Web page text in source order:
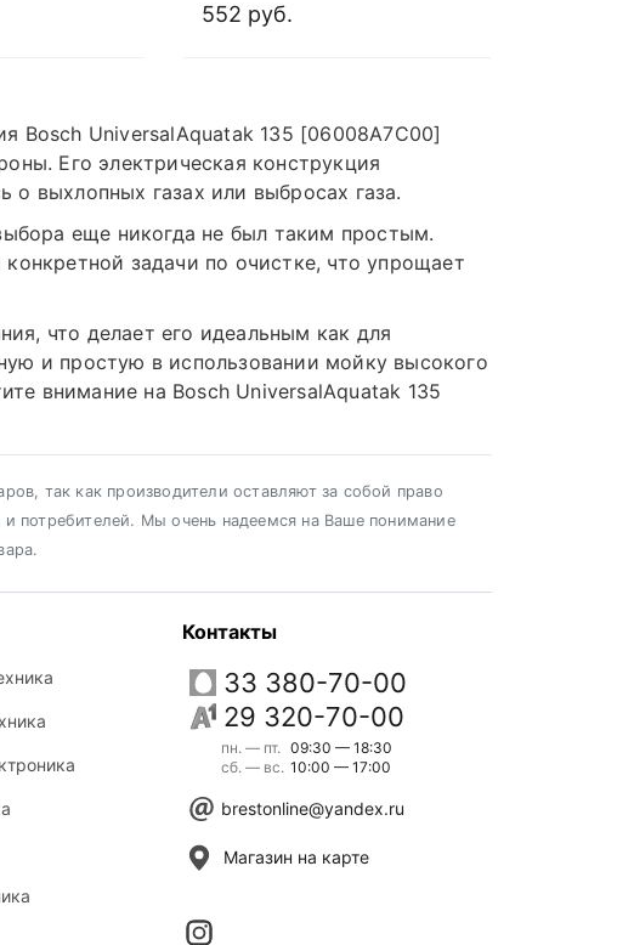
552 руб.
Bosch UniversalAquatak 135 [06008A7C00]
Его электрическая конструкция
о выхлопных газах или выбросах газа.
еще никогда не был таким простым.
задачи по очистке, что упрощает
что делает его идеальным как для
и простую в использовании мойку высокого
внимание на Bosch UniversalAquatak 135
так как производители оставляют за собой право
потребителей. Мы очень надеемся на Ваше понимание
Контакты
33 380-70-00
29 320-70-00
пн. — пт.
сб. — вс.
09:30 — 18:30
10:00 — 17:00
brestonline@yandex.ru
Магазин на карте